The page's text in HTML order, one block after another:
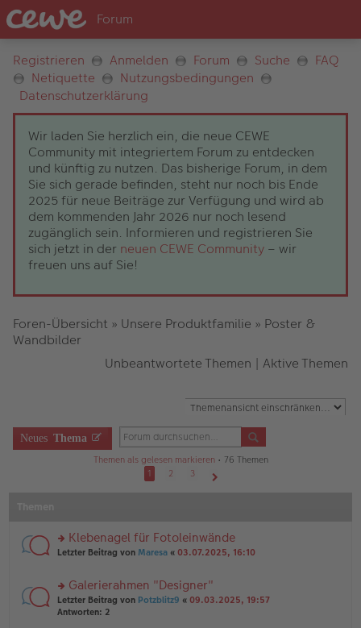
Registrieren Anmelden Forum Suche
FAQ
Netiquette
Nutzungsbedingungen
Datenschutzerklärung
Wir laden Sie herzlich ein, die neue CEWE
Community mit integriertem Forum zu entdecken
und künftig zu nutzen. Das bisherige Forum, in dem
Sie sich gerade befinden, steht nur noch bis Ende
2025 für neue Beiträge zur Verfügung und wird ab
dem kommenden Jahr 2026 nur noch lesend
zugänglich sein. Informieren und registrieren Sie
sich jetzt in der neuen CEWE Community – wir
freuen uns auf Sie!
Foren-Übersicht » Unsere Produktfamilie » Poster &
Wandbilder
Unbeantwortete Themen | Aktive Themen
Neues Thema
Themen als gelesen markieren• 76 Themen
1
2
3
rs
u
n
g
Klebenagel für Fotoleinwände
Letzter Beitrag von Maresa « 03.07.2025, 16:10
rs
te
Galerierahmen "Designer"
Letzter Beitrag von Potzblitz9 « 09.03.2025, 19:57
Antworten: 2